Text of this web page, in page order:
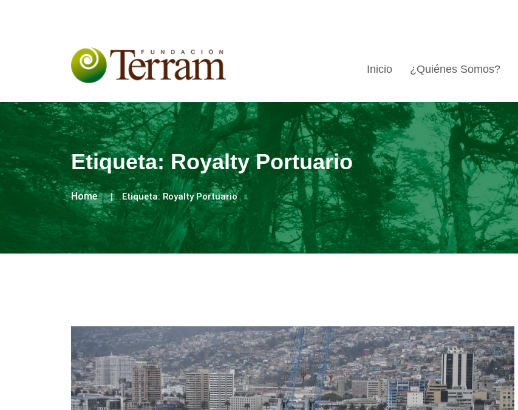
Inicio ¿Quiénes Somos?
Etiqueta:Royalty Portuario
Home Etiqueta:Royalty Portuario